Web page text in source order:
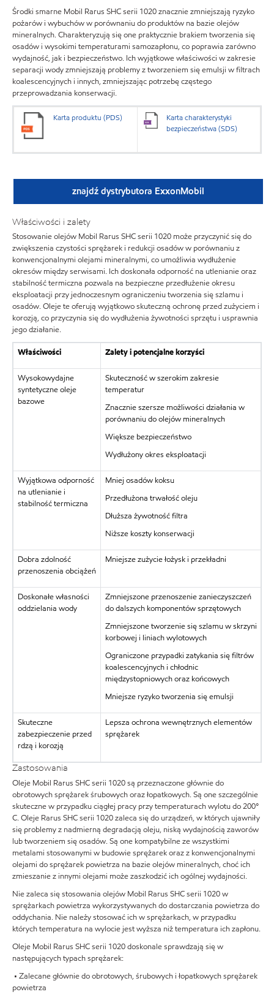
Środki smarne Mobil Rarus SHC serii 1020 znacznie zmniejszają ryzyko
pożarów i wybuchów w porównaniu do produktów na bazie olejów
mineralnych. Charakteryzują się one praktycznie brakiem tworzenia się
osadów i wysokimi temperaturami samozapłonu, co poprawia zarówno
wydajność, jak i bezpieczeństwo. Ich wyjątkowe właściwości w zakresie
separacji wody zmniejszają problemy z tworzeniem się emulsji w filtrach
koalescencyjnych i innych, zmniejszając potrzebę częstego
przeprowadzania konserwacji.
Karta produktu (PDS)
Karta charakterystyki
bezpieczeństwa (SDS)
znajdź dystrybutora ExxonMobil
Właściwości i zalety
Stosowanie olejów Mobil Rarus SHC serii 1020 może przyczynić się do
zwiększenia czystości sprężarek i redukcji osadów w porównaniu z
konwencjonalnymi olejami mineralnymi, co umożliwia wydłużenie
okresów między serwisami. Ich doskonała odporność na utlenianie oraz
stabilność termiczna pozwala na bezpieczne przedłużenie okresu
eksploatacji przy jednoczesnym ograniczeniu tworzenia się szlamu i
osadów. Oleje te oferują wyjątkowo skuteczną ochronę przed zużyciem i
korozją, co przyczynia się do wydłużenia żywotności sprzętu i usprawnia
jego działanie.
Właściwości Zalety i potencjalne korzyści
Wysokowydajne
syntetyczne oleje
bazowe
Skuteczność w szerokim zakresie
temperatur
Znacznie szersze możliwości działania w
porównaniu do olejów mineralnych
Większe bezpieczeństwo
Wydłużony okres eksploatacji
Wyjątkowa odporność
na utlenianie i
stabilność termiczna
Mniej osadów koksu
Przedłużona trwałość oleju
Dłuższa żywotność filtra
Niższe koszty konserwacji
Dobra zdolność
przenoszenia obciążeń
Mniejsze zużycie łożysk i przekładni
Doskonałe własności
oddzielania wody
Zmniejszone przenoszenie zanieczyszczeń
do dalszych komponentów sprzętowych
Zmniejszone tworzenie się szlamu w skrzyni
korbowej i liniach wylotowych
Ograniczone przypadki zatykania się filtrów
koalescencyjnych i chłodnic
międzystopniowych oraz końcowych
Mniejsze ryzyko tworzenia się emulsji
Skuteczne
zabezpieczenie przed
rdzą i korozją
Lepsza ochrona wewnętrznych elementów
sprężarek
Zastosowania
Oleje Mobil Rarus SHC serii 1020 są przeznaczone głównie do
obrotowych sprężarek śrubowych oraz łopatkowych. Są one szczególnie
skuteczne w przypadku ciągłej pracy przy temperaturach wylotu do 200°
C. Oleje Rarus SHC serii 1020 zaleca się do urządzeń, w których ujawniły
się problemy z nadmierną degradacją oleju, niską wydajnością zaworów
lub tworzeniem się osadów. Są one kompatybilne ze wszystkimi
metalami stosowanymi w budowie sprężarek oraz z konwencjonalnymi
olejami do sprężarek powietrza na bazie olejów mineralnych, choć ich
zmieszanie z innymi olejami może zaszkodzić ich ogólnej wydajności.
Nie zaleca się stosowania olejów Mobil Rarus SHC serii 1020 w
sprężarkach powietrza wykorzystywanych do dostarczania powietrza do
oddychania. Nie należy stosować ich w sprężarkach, w przypadku
których temperatura na wylocie jest wyższa niż temperatura ich zapłonu.
Oleje Mobil Rarus SHC serii 1020 doskonale sprawdzają się w
następujących typach sprężarek:
• Zalecane głównie do obrotowych, śrubowych i łopatkowych sprężarek
powietrza